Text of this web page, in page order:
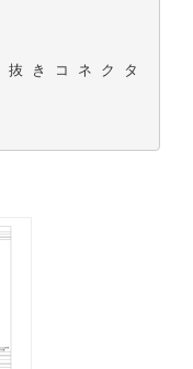
き コ ネ ク タ